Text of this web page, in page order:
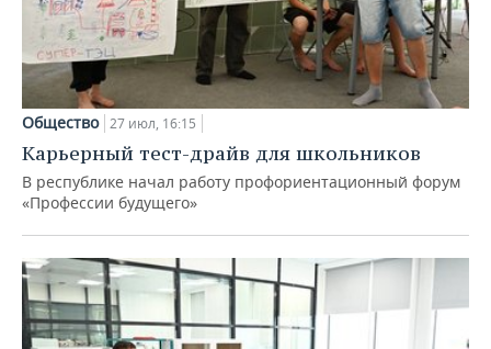
Общество 27 июл, 16:15
Карьерный тест-драйв для школьников
В республике начал работу профориентационный форум
«Профессии будущего»